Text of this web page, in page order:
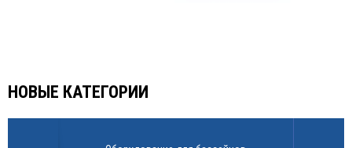
НОВЫЕ КАТЕГОРИИ